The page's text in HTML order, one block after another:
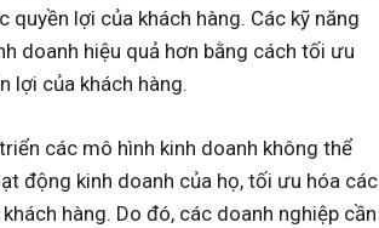
lợi của khách hàng. Các kỹ năng
doanh hiệu quả hơn bằng cách tối ưu
lợi của khách hàng.
các mô hình kinh doanh không thể
động kinh doanh của họ, tối ưu hóa các
hàng. Do đó, các doanh nghiệp cần